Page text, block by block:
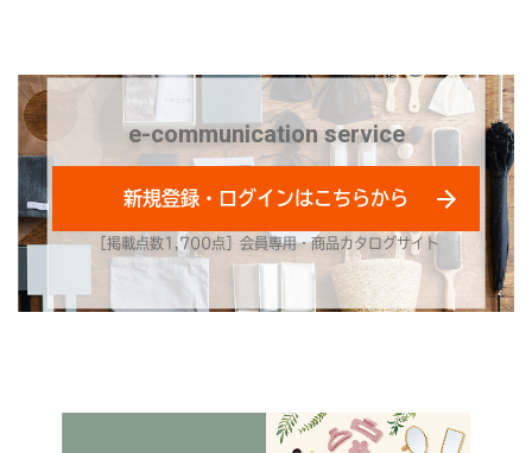
e-communication service
［掲載点数1,700点］会員専用・商品カタログサイト
新規登録・ログインはこちらから